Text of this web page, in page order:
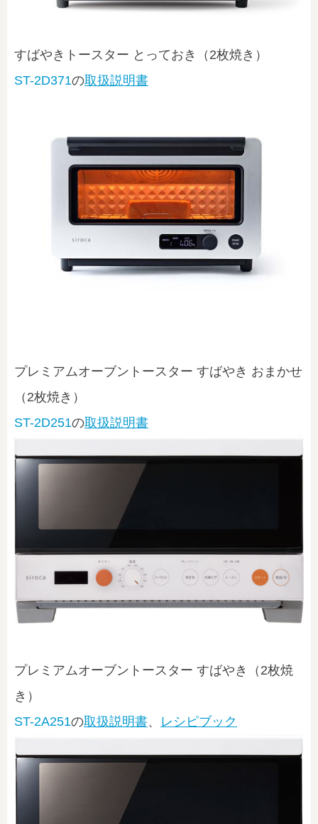
すばやきトースター とっておき（2枚焼き）
ST-2D371の取扱説明書
プレミアムオーブントースター すばやき おまかせ
（2枚焼き）
ST-2D251の取扱説明書
プレミアムオーブントースター すばやき（2枚焼
き）
ST-2A251の取扱説明書、 レシピブック